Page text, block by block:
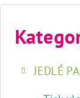
P
Přeskočit
kategorie
JEDLÉ